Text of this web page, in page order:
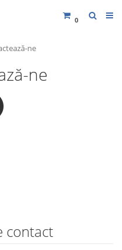
0
ne
ne
contact